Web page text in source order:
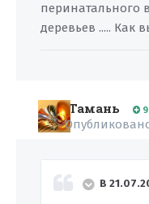
перинатального
деревьев ..... Как
Тамань
В